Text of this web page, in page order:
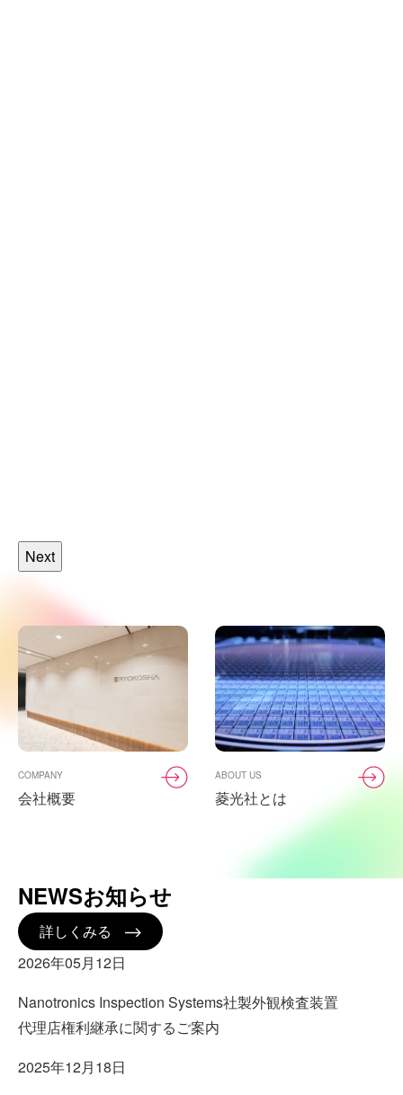
Next
COMPANY
会社概要
ABOUT US
菱光社とは
NEWSお知らせ
詳しくみる
2026年05月12日
Nanotronics Inspection Systems社製外観検査装置
代理店権利継承に関するご案内
2025年12月18日